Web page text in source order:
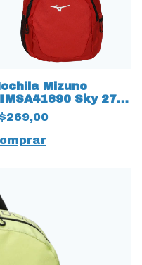
Mizuno
Sky 27
17778 Vermelho